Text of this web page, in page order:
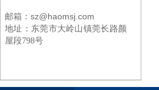
邮箱：sz@haomsj.com
地址： 东莞市大岭山镇莞长路颜
屋段798号